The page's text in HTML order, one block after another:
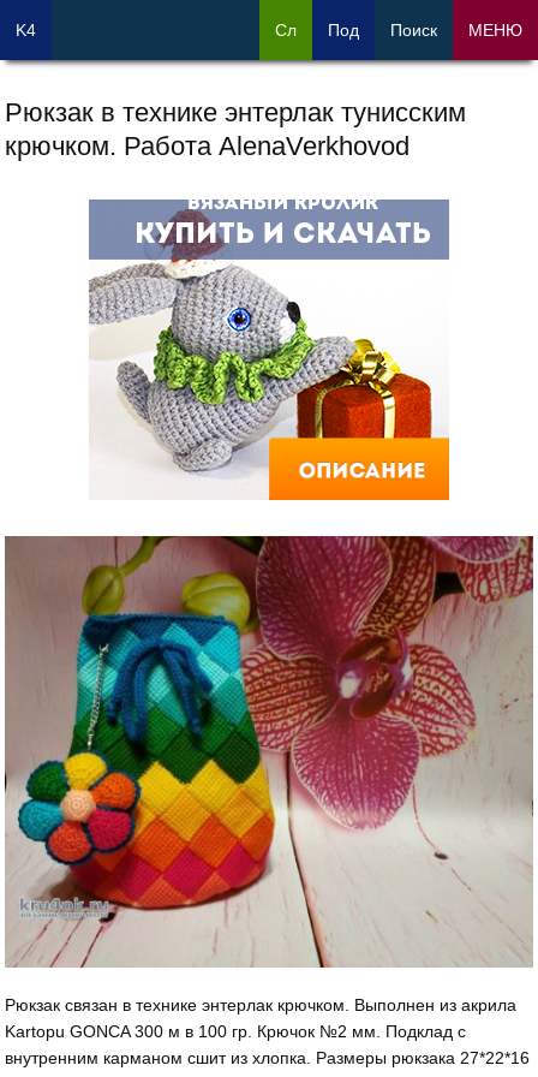
Рюкзак в технике энтерлак тунисским
крючком. Работа AlenaVerkhovod
Рюкзак связан в технике энтерлак крючком. Выполнен из акрила
Kartopu GONCA 300 м в 100 гр. Крючок №2 мм. Подклад с
внутренним карманом сшит из хлопка. Размеры рюкзака 27*22*16
K4 Сл Под Поиск МЕНЮ